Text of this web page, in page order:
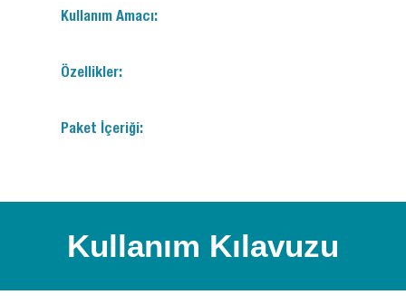
Kullanım Amacı:
Özellikler:
Paket İçeriği:
Kullanım Kılavuzu